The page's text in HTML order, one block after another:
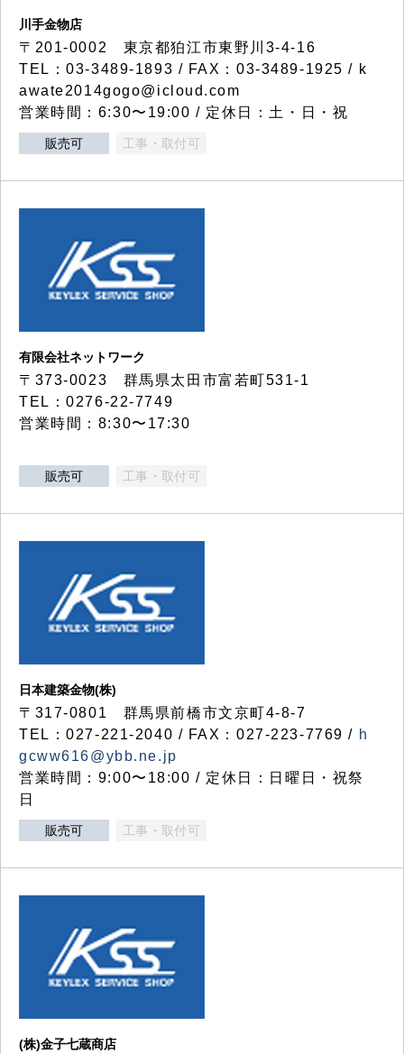
川手金物店
〒201-0002 東京都狛江市東野川3-4-16
TEL：03-3489-1893 / FAX：03-3489-1925 / k
awate2014gogo@icloud.com
営業時間：6:30〜19:00 / 定休日：土・日・祝
販売可 工事・取付可
有限会社ネットワーク
〒373-0023 群馬県太田市富若町531-1
TEL：0276-22-7749
営業時間：8:30〜17:30
販売可 工事・取付可
日本建築金物(株)
〒317‐0801 群馬県前橋市文京町4-8-7
TEL：027-221-2040 / FAX：027-223-7769 / h
gcww616@ybb.ne.jp
営業時間：9:00〜18:00 / 定休日：日曜日・祝祭
日
販売可 工事・取付可
(株)金子七蔵商店